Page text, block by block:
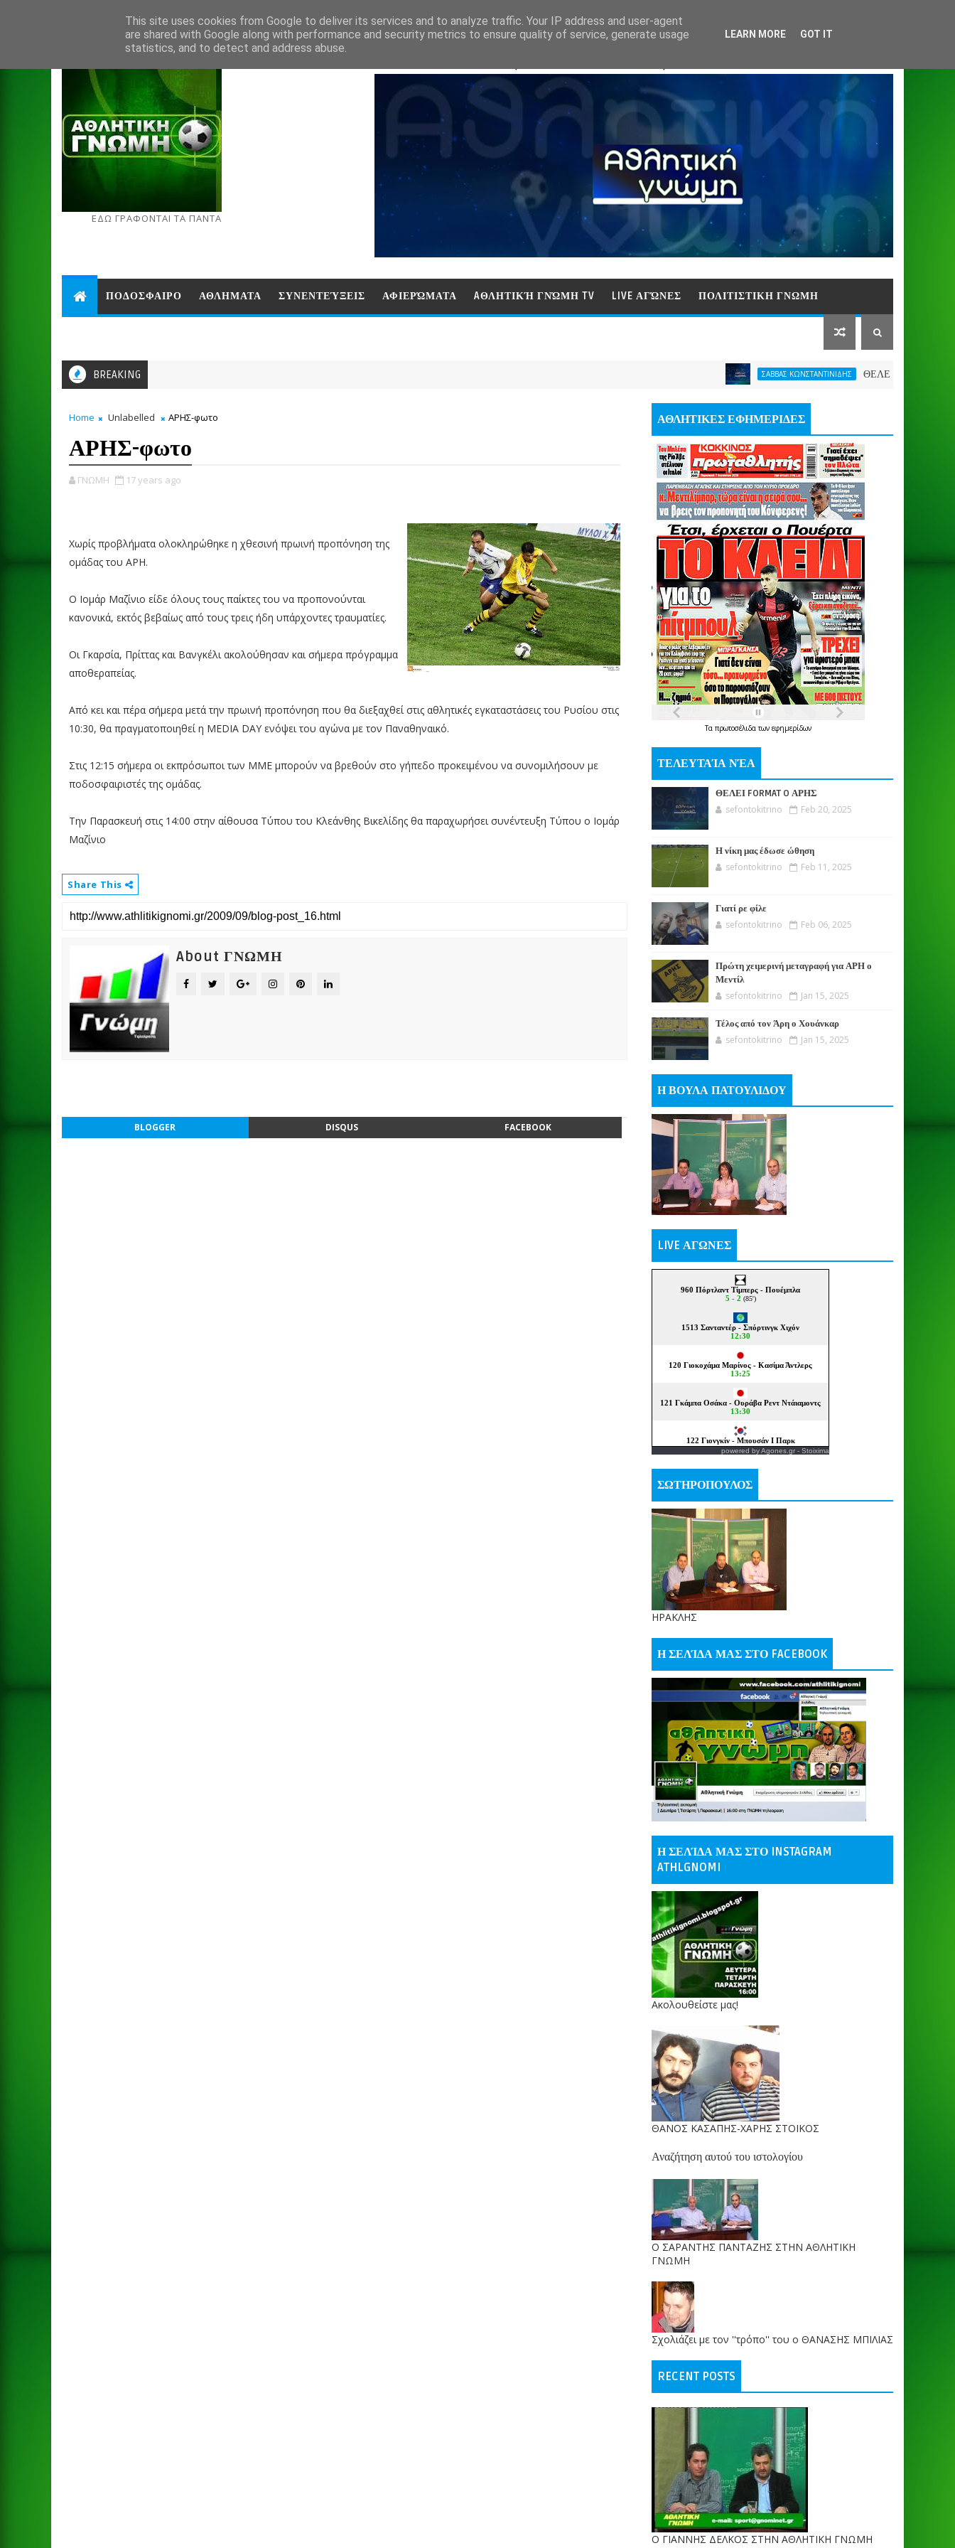
ΕΔΩ ΓΡΑΦΟΝΤΑΙ ΤΑ ΠΑΝΤΑ
ΠΟΔΟΣΦΑΙΡΟ ΑΘΛΗΜΑΤΑ ΣΥΝΕΝΤΕΎΞΕΙΣ ΑΦΙΕΡΏΜΑΤΑ AΘΛΗΤΙΚΉ ΓΝΏΜΗ TV LIVE ΑΓΏΝΕΣ ΠΟΛΙΤΙΣΤΙΚΗ ΓΝΩΜΗ
BREAKING ΣΑΒΒΑΣ ΚΩΝΣΤΑΝΤΙΝΙΔΗΣ ΘΕΛΕΙ FORMAT O ΑΡΗΣ
Home Unlabelled ΑΡΗΣ-φωτο
ΑΡΗΣ-φωτο
ΓΝΩΜΗ 17 years ago
Χωρίς προβλήματα ολοκληρώθηκε η χθεσινή πρωινή προπόνηση της
ομάδας του ΑΡΗ.
Ο Ιομάρ Μαζίνιο είδε όλους τους παίκτες του να προπονούνται
κανονικά, εκτός βεβαίως από τους τρεις ήδη υπάρχοντες τραυματίες.
Οι Γκαρσία, Πρίττας και Βανγκέλι ακολούθησαν και σήμερα πρόγραμμα
αποθεραπείας.
Από κει και πέρα σήμερα μετά την πρωινή προπόνηση που θα διεξαχθεί στις αθλητικές εγκαταστάσεις του Ρυσίου στις
10:30, θα πραγματοποιηθεί η MEDIA DAY ενόψει του αγώνα με τον Παναθηναικό.
Στις 12:15 σήμερα οι εκπρόσωποι των ΜΜΕ μπορούν να βρεθούν στο γήπεδο προκειμένου να συνομιλήσουν με
ποδοσφαιριστές της ομάδας.
Την Παρασκευή στις 14:00 στην αίθουσα Τύπου του Κλεάνθης Βικελίδης θα παραχωρήσει συνέντευξη Τύπου ο Ιομάρ
Μαζίνιο
Share This
About ΓΝΩΜΗ
BLOGGER DISQUS FACEBOOK
ΑΘΛΗΤΙΚΕΣ ΕΦΗΜΕΡΙΔΕΣ
Τα πρωτοσέλιδατων εφημερίδων
ΤΕΛΕΥΤΑΊΑ ΝΈΑ
ΘΕΛΕΙ FORMAT O ΑΡΗΣ
sefontokitrino Feb 20, 2025
Η νίκη μας έδωσε ώθηση
sefontokitrino Feb 11, 2025
Γιατί ρε φίλε
sefontokitrino Feb 06, 2025
Πρώτη χειμερινή μεταγραφή για ΑΡΗ ο
Μεντίλ
sefontokitrino Jan 15, 2025
Τέλος από τον Άρη ο Χουάνκαρ
sefontokitrino Jan 15, 2025
Η ΒΟΥΛΑ ΠΑΤΟΥΛΙΔΟΥ
LIVE ΑΓΩΝΕΣ
powered byAgones.gr - Stoixima
ΣΩΤΗΡΟΠΟΥΛΟΣ
ΗΡΑΚΛΗΣ
Η ΣΕΛΊΔΑ ΜΑΣ ΣΤΟ FACEBOOK
Η ΣΕΛΊΔΑ ΜΑΣ ΣΤΟ INSTAGRAM
ATHLGNOMI
Ακολουθείστε μας!
ΘΑΝΟΣ ΚΑΣΑΠΗΣ-ΧΑΡΗΣ ΣΤΟΙΚΟΣ
Αναζήτηση αυτού του ιστολογίου
O ΣΑΡΑΝΤΗΣ ΠΑΝΤΑΖΗΣ ΣΤΗΝ ΑΘΛΗΤΙΚΗ
ΓΝΩΜΗ
Σχολιάζει με τον ''τρόπο'' του ο ΘΑΝΑΣΗΣ ΜΠΙΛΙΑΣ
RECENT POSTS
Ο ΓΙΑΝΝΗΣ ΔΕΛΚΟΣ ΣΤΗΝ ΑΘΛΗΤΙΚΗ ΓΝΩΜΗ
This site uses cookies from Google to deliver its services and to analyze traffic. Your IP address and user-agent
are shared with Google along with performance and security metrics to ensure quality of service, generate usage
statistics, and to detect and address abuse.
LEARN MORE GOT IT